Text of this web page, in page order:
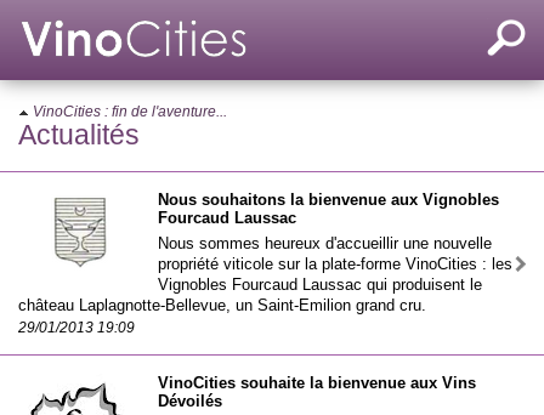
VinoCities : fin de l'aventure...
Actualités
Nous souhaitons la bienvenue aux Vignobles
Fourcaud Laussac
Nous sommes heureux d'accueillir une nouvelle
propriété viticole sur la plate-forme VinoCities : les
Vignobles Fourcaud Laussac qui produisent le
château Laplagnotte-Bellevue, un Saint-Emilion grand cru.
29/01/2013 19:09
VinoCities souhaite la bienvenue aux Vins
Dévoilés